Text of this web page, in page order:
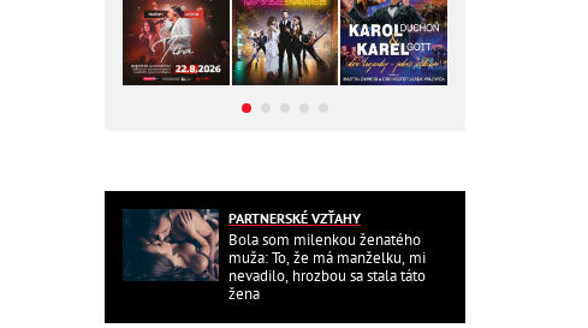
PARTNERSKÉ VZŤAHY
Bola som milenkou ženatého
muža: To, že má manželku, mi
nevadilo, hrozbou sa stala táto
žena